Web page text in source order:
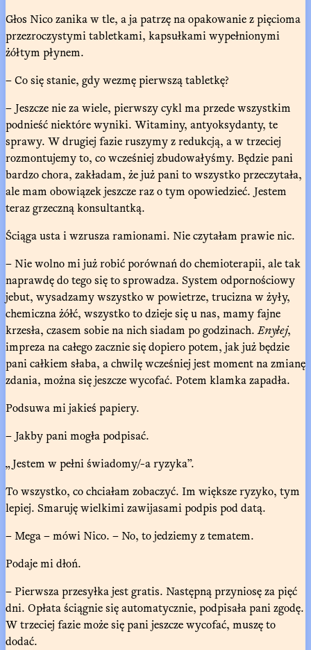
Głos Nico zanika w tle, a ja patrzę na opakowanie z pięcioma
przezroczystymi tabletkami, kapsułkami wypełnionymi
żółtym płynem.
– Co się stanie, gdy wezmę pierwszą tabletkę?
– Jeszcze nie za wiele, pierwszy cykl ma przede wszystkim
podnieść niektóre wyniki. Witaminy, antyoksydanty, te
sprawy. W drugiej fazie ruszymy z redukcją, a w trzeciej
rozmontujemy to, co wcześniej zbudowałyśmy. Będzie pani
bardzo chora, zakładam, że już pani to wszystko przeczytała,
ale mam obowiązek jeszcze raz o tym opowiedzieć. Jestem
teraz grzeczną konsultantką.
Ściąga usta i wzrusza ramionami. Nie czytałam prawie nic.
– Nie wolno mi już robić porównań do chemioterapii, ale tak
naprawdę do tego się to sprowadza. System odpornościowy
jebut, wysadzamy wszystko w powietrze, trucizna w żyły,
chemiczna żółć, wszystko to dzieje się u nas, mamy fajne
krzesła, czasem sobie na nich siadam po godzinach.Enyłej,
impreza na całego zacznie się dopiero potem, jak już będzie
pani całkiem słaba, a chwilę wcześniej jest moment na zmianę
zdania, można się jeszcze wycofać. Potem klamka zapadła.
Podsuwa mi jakieś papiery.
– Jakby pani mogła podpisać.
„Jestem w pełni świadomy/-a ryzyka”.
To wszystko, co chciałam zobaczyć. Im większe ryzyko, tym
lepiej. Smaruję wielkimi zawijasami podpis pod datą.
– Mega – mówi Nico. – No, to jedziemy z tematem.
Podaje mi dłoń.
– Pierwsza przesyłka jest gratis. Następną przyniosę za pięć
dni. Opłata ściągnie się automatycznie, podpisała pani zgodę.
W trzeciej fazie może się pani jeszcze wycofać, muszę to
dodać.